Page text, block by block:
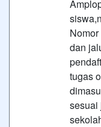
dan
tugas
sesuai